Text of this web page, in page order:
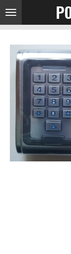
Gå
til